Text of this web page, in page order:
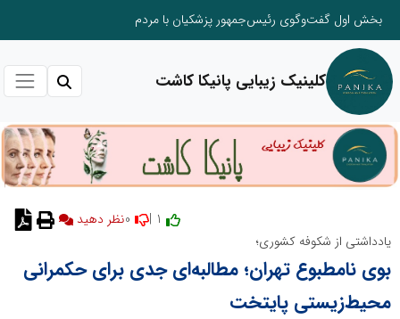
بخش اول گفت‌وگوی رئیس‌جمهور پزشکیان با مردم
کلینیک زیبایی پانیکا کاشت
نظر دهید
یادداشتی از شکوفه کشوری؛
بوی نامطبوع تهران؛ مطالبه‌ای جدی برای حکمرانی
محیط‌زیستی پایتخت